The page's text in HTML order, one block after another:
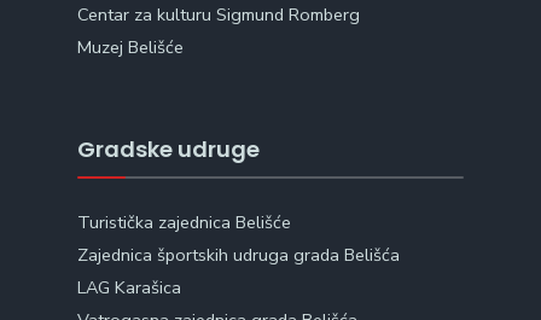
Centar za kulturu Sigmund Romberg
Muzej Belišće
Gradske udruge
Turistička zajednica Belišće
Zajednica športskih udruga grada Belišća
LAG Karašica